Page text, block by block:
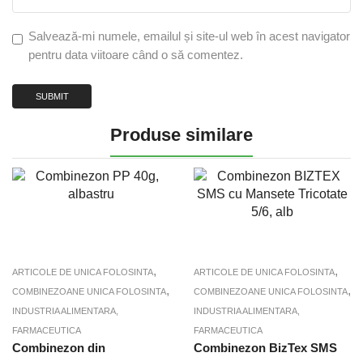
Salvează-mi numele, emailul și site-ul web în acest navigator
pentru data viitoare când o să comentez.
Produse similare
ARTICOLE DE UNICA FOLOSINTA,
COMBINEZOANE UNICA FOLOSINTA,
INDUSTRIA ALIMENTARA,
FARMACEUTICA
Combinezon din
ARTICOLE DE UNICA FOLOSINTA,
COMBINEZOANE UNICA FOLOSINTA,
INDUSTRIA ALIMENTARA,
FARMACEUTICA
Combinezon BizTex SMS